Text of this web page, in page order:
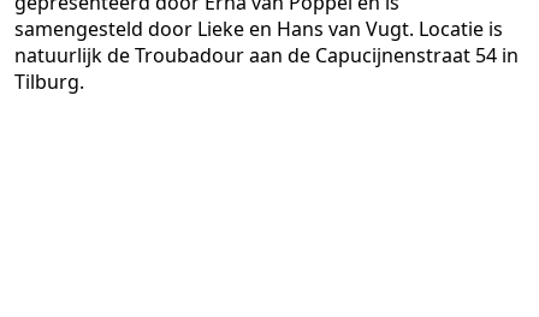
samengesteld door Lieke en Hans van Vugt. Locatie is
natuurlijk de Troubadour aan de Capucijnenstraat 54 in
Tilburg.